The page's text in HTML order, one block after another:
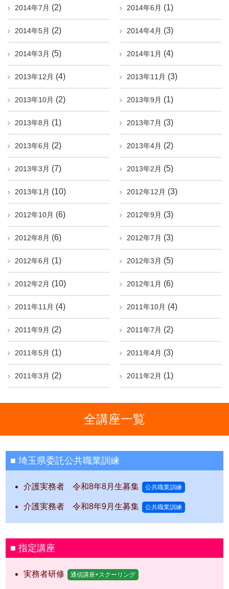
2014年7月 (2) 2014年6月 (1)
2014年5月 (2) 2014年4月 (3)
2014年3月 (5) 2014年1月 (4)
2013年12月 (4) 2013年11月 (3)
2013年10月 (2) 2013年9月 (1)
2013年8月 (1) 2013年7月 (3)
2013年6月 (2) 2013年4月 (2)
2013年3月 (7) 2013年2月 (5)
2013年1月 (10) 2012年12月 (3)
2012年10月 (6) 2012年9月 (3)
2012年8月 (6) 2012年7月 (3)
2012年6月 (1) 2012年3月 (5)
2012年2月 (10) 2012年1月 (6)
2011年11月 (4) 2011年10月 (4)
2011年9月 (2) 2011年7月 (2)
2011年5月 (1) 2011年4月 (3)
2011年3月 (2) 2011年2月 (1)
全講座一覧
埼玉県委託公共職業訓練
介護実務者 令和8年8月生募集 公共職業訓練
介護実務者 令和8年9月生募集 公共職業訓練
指定講座
実務者研修 通信講座+スクーリング